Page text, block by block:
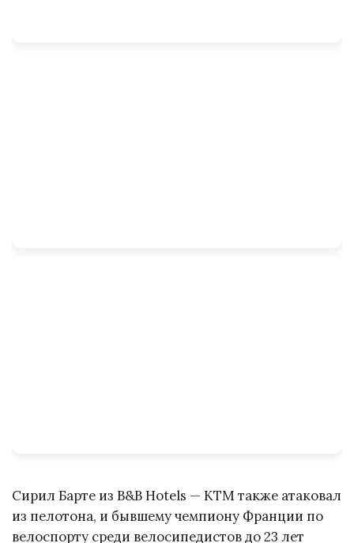
Сирил Барте из B&B Hotels — KTM также атаковал
из пелотона, и бывшему чемпиону Франции по
велоспорту среди велосипедистов до 23 лет